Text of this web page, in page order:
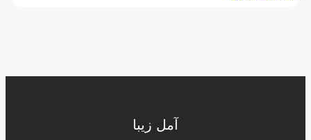
آمل زیبا